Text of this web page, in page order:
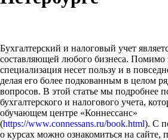
Бухгалтерский и налоговый учет
составляющей любого бизнеса. Помимо
специализация несет пользу и в
делая его более подкованным в целом
вопросов. В этой статье мы подробнее
бухгалтерского и налогового учета,
обучающем центре «Коннессанс»
(https://www.connessans.ru/book.html). С
о курсах можно ознакомиться на сайте,